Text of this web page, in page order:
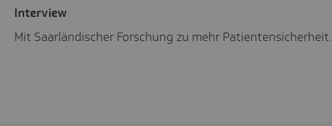
Inter­view
Mit Saarländischer Forschung zu mehr Patientensicherheit.